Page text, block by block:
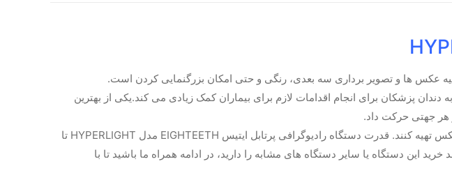
دندان پزشکان برای انجام اقدامات لازم برای بیماران کمک زیادی می کند.یکی از بهترین
هر جهتی حرکت داد.
دندانپزشکان با خرید و استفاده از این دستگاه می توانند هم به صورت تک دندان و هم از کل فک بیمار عکس تهیه کنند. قدرت دستگاه رادیوگرافی پرتابل ایتیس EIGHTEETH مدل HYPERLIGHT تا
این دستگاه یا سایر دستگاه های مشابه را دارید، در ادامه همراه ما باشید تا با